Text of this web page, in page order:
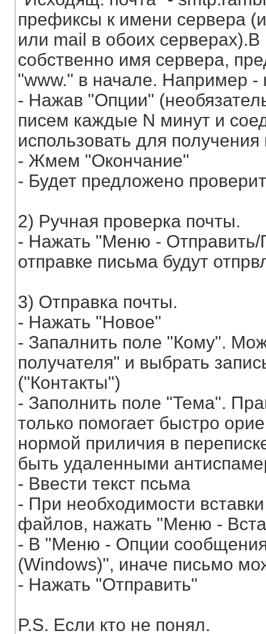
префиксы к имени сервера
или mail в обоих
собственно имя сервера,
"www." в начале. Например -
- Нажав "Опции"
писем каждые N минут и
использовать для получения
- Жмем "Окончание"
- Будет предложено
2) Ручная проверка почты.
- Нажать "Меню - Отправить/
отправке письма будут
3) Отправка почты.
- Нажать "Новое"
- Запалнить поле "Кому".
получателя" и выбрать
("Контакты")
- Заполнить поле "Тема".
только помогает быстро
нормой приличия в
быть удаленными
- Ввести текст псьма
- При необходимости
файлов, нажать "Меню -
- В "Меню - Опции
(Windows)", иначе письмо
- Нажать "Отправить"
P.S. Если кто не понял.